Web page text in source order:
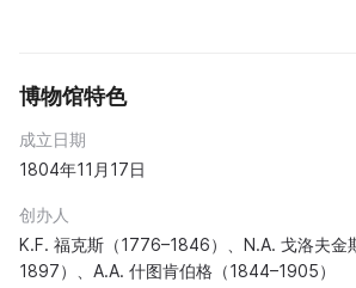
博物馆特色
成立日期
1804年11月17日
创办人
K.F. 福克斯（1776–1846）、N.A. 戈洛夫金
1897）、A.A. 什图肯伯格（1844–1905）